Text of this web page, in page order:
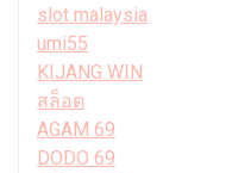
slot malaysia
umi55
KIJANG WIN
สล็อต
AGAM 69
DODO 69